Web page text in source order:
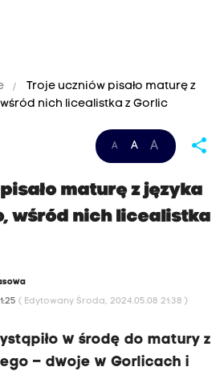
Troje uczniów pisało maturę z
nich licealistka z Gorlic
A A A share
maturę z języka
wśród nich licealistka
( Edytowany Środa, 2024.05.08 21:38 )
w środę do matury z
– dwoje w Gorlicach i